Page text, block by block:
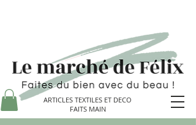
ARTICLES TEXTILES ET DECO
FAITS MAIN